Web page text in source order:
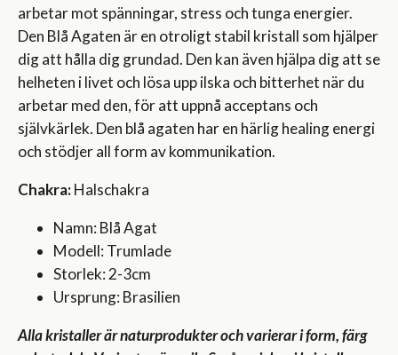
arbetar mot spänningar, stress och tunga energier.
Den Blå Agaten är en otroligt stabil kristall som hjälper
dig att hålla dig grundad. Den kan även hjälpa dig att se
helheten i livet och lösa upp ilska och bitterhet när du
arbetar med den, för att uppnå acceptans och
självkärlek. Den blå agaten har en härlig healing energi
och stödjer all form av kommunikation.
Chakra:Halschakra
Namn: Blå Agat
Modell: Trumlade
Storlek: 2-3cm
Ursprung: Brasilien
Alla kristaller är naturprodukter och varierar i form, färg